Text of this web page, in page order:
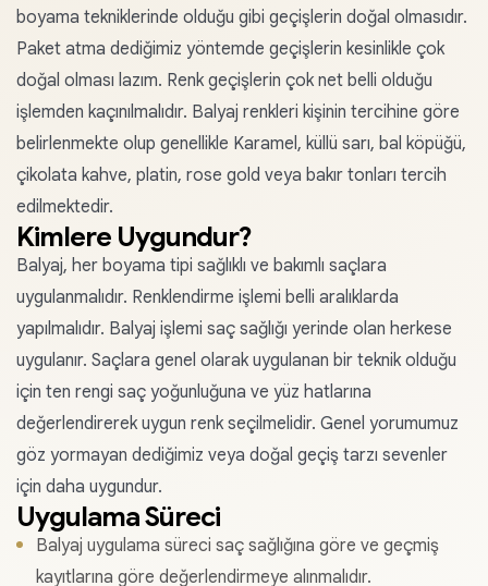
boyama tekniklerinde olduğu gibi geçişlerin doğal olmasıdır.
Paket atma dediğimiz yöntemde geçişlerin kesinlikle çok
doğal olması lazım. Renk geçişlerin çok net belli olduğu
işlemden kaçınılmalıdır. Balyaj renkleri kişinin tercihine göre
belirlenmekte olup genellikle Karamel, küllü sarı, bal köpüğü,
çikolata kahve, platin, rose gold veya bakır tonları tercih
edilmektedir.
Kimlere Uygundur?
Balyaj, her boyama tipi sağlıklı ve bakımlı saçlara
uygulanmalıdır. Renklendirme işlemi belli aralıklarda
yapılmalıdır. Balyaj işlemi saç sağlığı yerinde olan herkese
uygulanır. Saçlara genel olarak uygulanan bir teknik olduğu
için ten rengi saç yoğunluğuna ve yüz hatlarına
değerlendirerek uygun renk seçilmelidir. Genel yorumumuz
göz yormayan dediğimiz veya doğal geçiş tarzı sevenler
için daha uygundur.
Uygulama Süreci
Balyaj uygulama süreci saç sağlığına göre ve geçmiş
kayıtlarına göre değerlendirmeye alınmalıdır.